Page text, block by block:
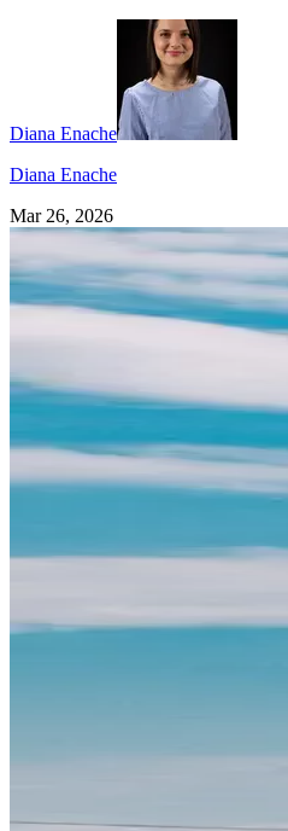
Diana Enache
Diana Enache
Mar 26, 2026